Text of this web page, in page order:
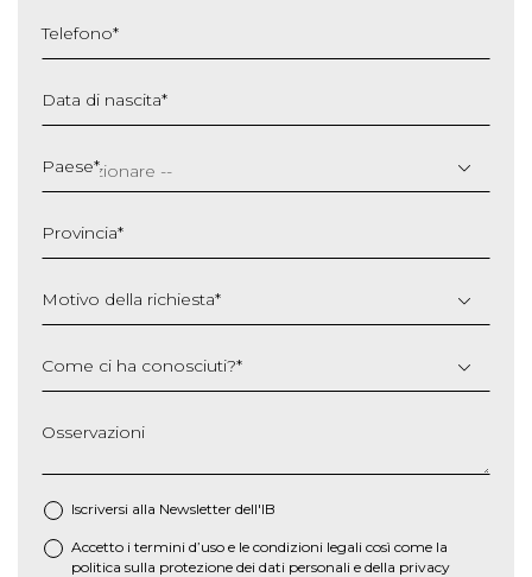
Telefono*
Data di nascita*
slash
MM
AAAA
Paese*
Provincia*
Motivo della richiesta*
Come ci ha conosciuti?*
Osservazioni
Iscriversi alla Newsletter dell'IB
* Accetto i termini d’uso e le condizioni legali così come la
politica sulla protezione dei dati personali e della privacy